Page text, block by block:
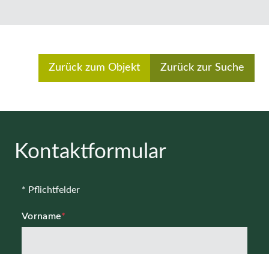
Zurück zum Objekt Zurück zur Suche
Kontaktformular
* Pflichtfelder
Vorname*